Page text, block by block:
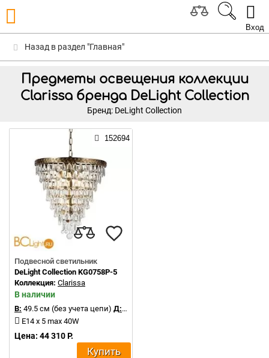
Вход
Назад в раздел "Главная"
Предметы освещения коллекции
Clarissa бренда DeLight Collection
Бренд: DeLight Collection
152694
Подвесной светильник
DeLight Collection KG0758P-5
Коллекция: Clarissa
В наличии
В: 49.5 см (без учета цепи) Д:46 см
E14 x 5 max 40W
Цена: 44 310 Р.
Купить